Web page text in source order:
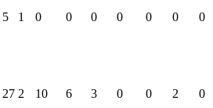
5 1 0 0 0 0 0 0
0
27 2 10 6 3 0 0 2
0